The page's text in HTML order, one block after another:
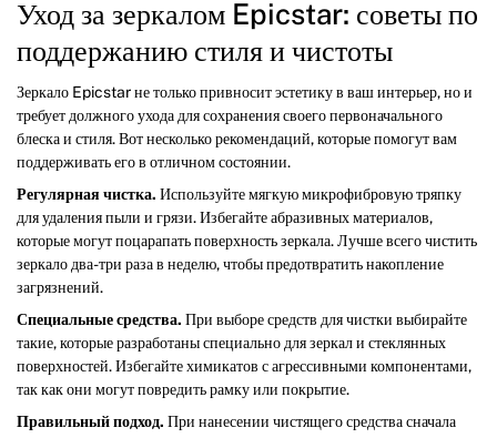
Уход за зеркалом Epicstar: советы по
поддержанию стиля и чистоты
Зеркало Epicstar не только привносит эстетику в ваш интерьер, но и
требует должного ухода для сохранения своего первоначального
блеска и стиля. Вот несколько рекомендаций, которые помогут вам
поддерживать его в отличном состоянии.
Регулярная чистка. Используйте мягкую микрофибровую тряпку
для удаления пыли и грязи. Избегайте абразивных материалов,
которые могут поцарапать поверхность зеркала. Лучше всего чистить
зеркало два-три раза в неделю, чтобы предотвратить накопление
загрязнений.
Специальные средства. При выборе средств для чистки выбирайте
такие, которые разработаны специально для зеркал и стеклянных
поверхностей. Избегайте химикатов с агрессивными компонентами,
так как они могут повредить рамку или покрытие.
Правильный подход. При нанесении чистящего средства сначала